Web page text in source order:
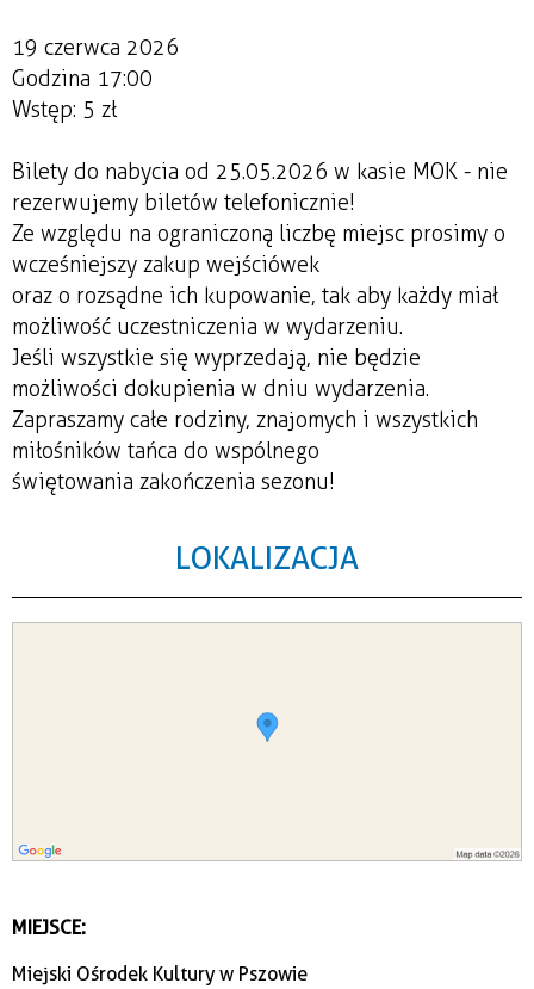
19 czerwca 2026
Godzina 17:00
Wstęp: 5 zł
Bilety do nabycia od 25.05.2026 w kasie MOK - nie
rezerwujemy biletów telefonicznie!
Ze względu na ograniczoną liczbę miejsc prosimy o
wcześniejszy zakup wejściówek
oraz o rozsądne ich kupowanie, tak aby każdy miał
możliwość uczestniczenia w wydarzeniu.
Jeśli wszystkie się wyprzedają, nie będzie
możliwości dokupienia w dniu wydarzenia.
Zapraszamy całe rodziny, znajomych i wszystkich
miłośników tańca do wspólnego
świętowania zakończenia sezonu!
LOKALIZACJA
MIEJSCE:
Miejski Ośrodek Kultury w Pszowie